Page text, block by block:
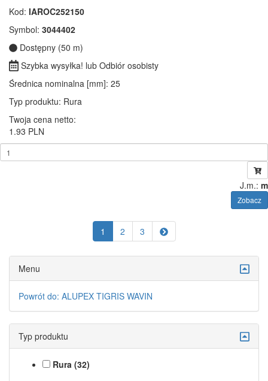
Kod: IAROC252150
Symbol: 3044402
Dostępny (50 m)
Szybka wysyłka! lub Odbiór osobisty
Średnica nominalna [mm]: 25
Typ produktu: Rura
Twoja cena netto:
1.93 PLN
J.m.: m
Zobacz
1 2 3
Menu
Powrót do: ALUPEX TIGRIS WAVIN
Typ produktu
Rura (32)